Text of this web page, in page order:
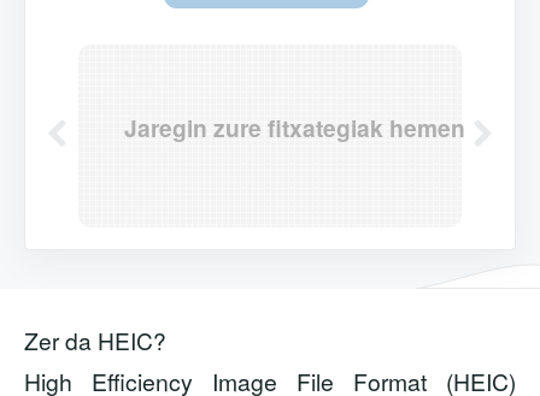
Jaregin zure fitxategiak hemen
Zer da HEIC?
High Efficiency Image File Format (HEIC)